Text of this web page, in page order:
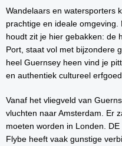
Wandelaars en watersporters
prachtige en ideale
houdt zit je hier gebakken: de
Port, staat vol met bijzondere
heel Guernsey heen vind je
en authentiek cultureel
Vanaf het vliegveld van
vluchten naar Amsterdam. Er
moeten worden in Londen.
Flybe heeft vaak gunstige